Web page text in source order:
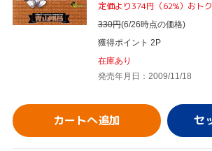
定価より374円（62%）おトク
330円(6/26時点の価格)
獲得ポイント 2P
在庫あり
発売年月日：2009/11/18
カートへ追加